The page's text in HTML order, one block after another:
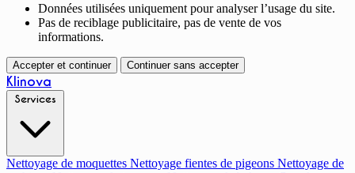
Données utilisées uniquement pour analyser l’usage du site.
Pas de reciblage publicitaire, pas de vente de vos
informations.
Accepter et continuer Continuer sans accepter
Klinova
Nettoyage de moquettes Nettoyage fientes de pigeons Nettoyage de